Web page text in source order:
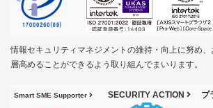
情報セキュリティマネジメントの維持・向上に努め
層高めることができるよう取り組んでまいります。
Smart SME Supporter SECURITY ACTION プ